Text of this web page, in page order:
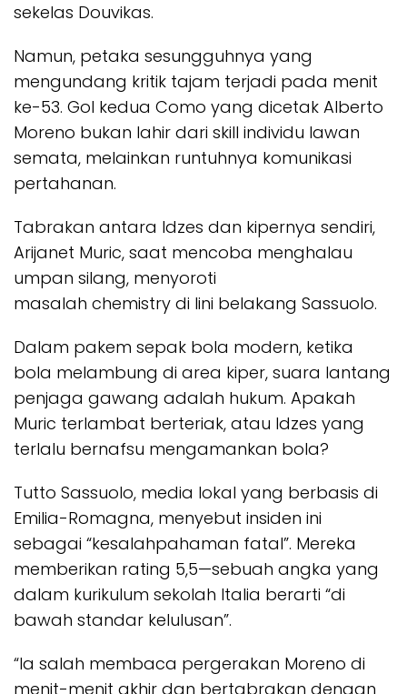
sekelas Douvikas.
Namun, petaka sesungguhnya yang
mengundang kritik tajam terjadi pada menit
ke-53. Gol kedua Como yang dicetak Alberto
Moreno bukan lahir dari skill individu lawan
semata, melainkan runtuhnya komunikasi
pertahanan.
Tabrakan antara Idzes dan kipernya sendiri,
Arijanet Muric, saat mencoba menghalau
umpan silang, menyoroti
masalah chemistry di lini belakang Sassuolo.
Dalam pakem sepak bola modern, ketika
bola melambung di area kiper, suara lantang
penjaga gawang adalah hukum. Apakah
Muric terlambat berteriak, atau Idzes yang
terlalu bernafsu mengamankan bola?
Tutto Sassuolo, media lokal yang berbasis di
Emilia-Romagna, menyebut insiden ini
sebagai “kesalahpahaman fatal”. Mereka
memberikan rating 5,5—sebuah angka yang
dalam kurikulum sekolah Italia berarti “di
bawah standar kelulusan”.
“Ia salah membaca pergerakan Moreno di
menit-menit akhir dan bertabrakan dengan